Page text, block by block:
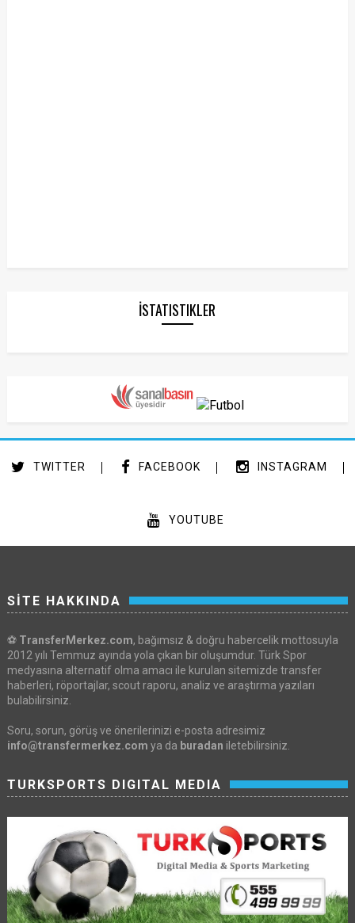
İSTATISTIKLER
TWITTER FACEBOOK INSTAGRAM
YOUTUBE
SİTE HAKKINDA
⚽ TransferMerkez.com, bağımsız & doğru habercelik mottosuyla
2012 yılı Temmuz ayında yola çıkan bir oluşumdur. Türk Spor
medyasına alternatif olma amacı ile kurulan sitemizde transfer
haberleri, röportajlar, scout raporu, analiz ve araştırma yazıları
bulabilirsiniz.
Soru, sorun, görüş ve önerilerinizi e-posta adresimiz
info@transfermerkez.com ya da buradan iletebilirsiniz.
TURKSPORTS DIGITAL MEDIA